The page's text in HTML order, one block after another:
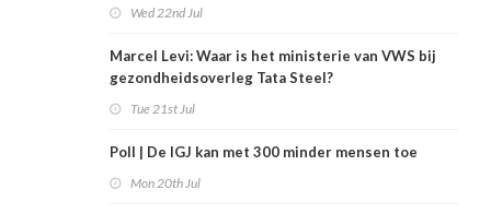
Wed 22nd Jul
Marcel Levi: Waar is het ministerie van VWS bij
gezondheidsoverleg Tata Steel?
Tue 21st Jul
Poll | De IGJ kan met 300 minder mensen toe
Mon 20th Jul